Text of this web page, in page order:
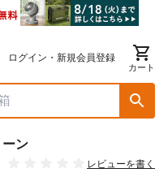
ログイン・新規会員登録
カート
ン
レビューを書く